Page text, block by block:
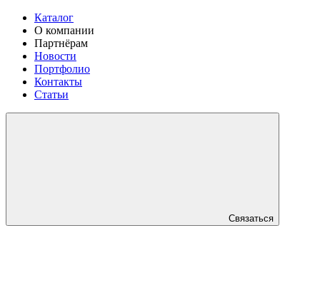
Каталог
О компании
Партнёрам
Новости
Портфолио
Контакты
Статьи
Связаться